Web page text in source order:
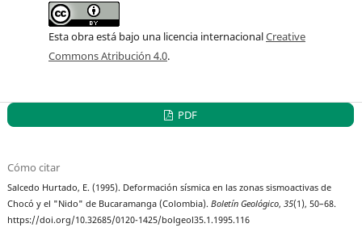
Esta obra está bajo una licencia internacionalCreative
Commons Atribución 4.0.
PDF
Cómo citar
Salcedo Hurtado, E. (1995). Deformación sísmica en las zonas sismoactivas de
Chocó y el "Nido" de Bucaramanga (Colombia).Boletín Geológico,35(1), 50–68.
https://doi.org/10.32685/0120-1425/bolgeol35.1.1995.116